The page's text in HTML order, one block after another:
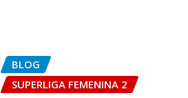
BLOG
SUPERLIGA FEMENINA 2